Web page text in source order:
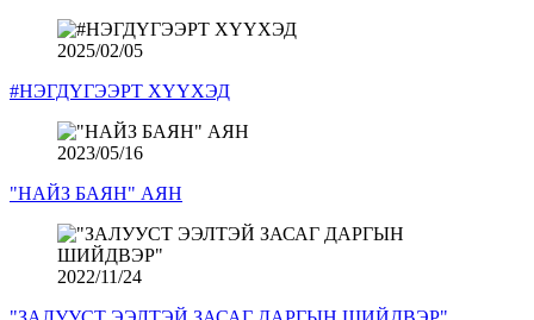
2025/02/05
#НЭГДҮГЭЭРТ ХҮҮХЭД
2023/05/16
"НАЙЗ БАЯН" АЯН
2022/11/24